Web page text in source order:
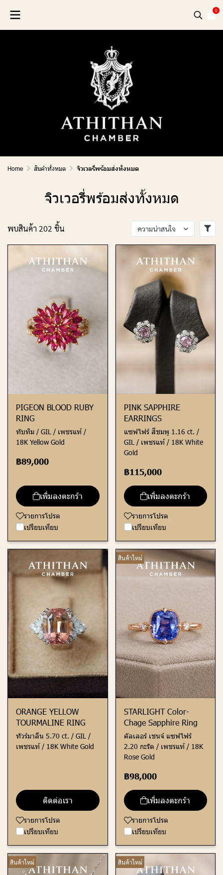
0
Home สินค้าทั้งหมด จิวเวลรี่พร้อมส่งทั้งหมด
จิวเวอรี่พร้อมส่งทั้งหมด
พบสินค้า 202 ชิ้น ความน่าสนใจ
PIGEON BLOOD RUBY
RING
ทับทิม / GIL / เพชรแท้ /
18K Yellow Gold
฿89,000
เพิ่มลงตะกร้า
รายการโปรด
เปรียบเทียบ
PINK SAPPHIRE
EARRINGS
แซฟไฟร์ สีชมพู 1.16 ct. /
GIL / เพชรแท้ / 18K White
Gold
฿115,000
เพิ่มลงตะกร้า
รายการโปรด
เปรียบเทียบ
ORANGE YELLOW
TOURMALINE RING
ทัวร์มาลีน 5.70 ct. / GIL /
เพชรแท้ / 18K White Gold
ติดต่อเรา
รายการโปรด
เปรียบเทียบ
สินค้าใหม่
STARLIGHT Color-
Chage Sapphire Ring
คัลเลอร์ เชนจ์ แซฟไฟร์
2.20 กะรัต / เพชรแท้ / 18K
Rose Gold
฿98,000
เพิ่มลงตะกร้า
รายการโปรด
เปรียบเทียบ
สินค้าใหม่ สินค้าใหม่